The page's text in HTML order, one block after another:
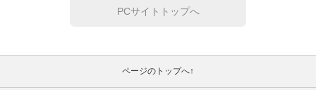
PCサイトトップへ
ページのトップへ↑